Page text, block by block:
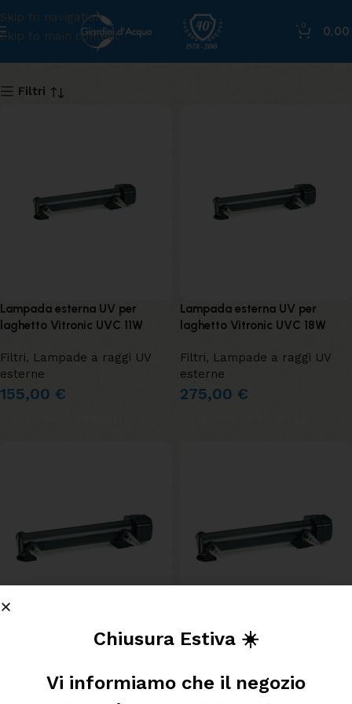
Skip to navigation
Skip to main content
0 0,00
vitronic
Filtri
Lampada esterna UV per
laghetto Vitronic UVC 11W
Filtri, Lampade a raggi UV
esterne
155,00 €
Lampada esterna UV per
laghetto Vitronic UVC 18W
Filtri, Lampade a raggi UV
esterne
275,00 €
Lampada esterna UV per
Lampada esterna UV per
Lampade a raggi UV
Chiusura Estiva ☀️
Vi informiamo che il negozio